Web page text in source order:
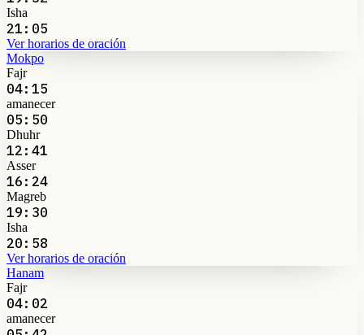
Isha
21:05
Ver horarios de oración
Mokpo
Fajr
04:15
amanecer
05:50
Dhuhr
12:41
Asser
16:24
Magreb
19:30
Isha
20:58
Ver horarios de oración
Hanam
Fajr
04:02
amanecer